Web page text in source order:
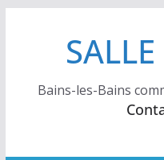
Bains-les-Bains